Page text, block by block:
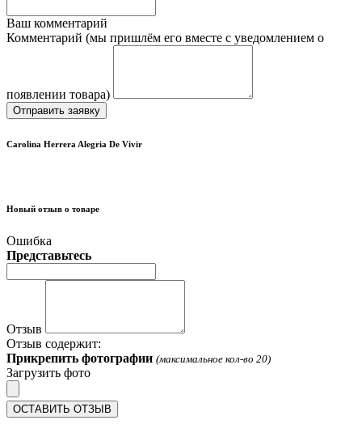
Ваш комментарий
Комментарий (мы пришлём его вместе с уведомлением о
появлении товара)
Отправить заявку
Carolina Herrera Alegria De Vivir
Новый отзыв о товаре
Ошибка
Представьтесь
Отзыв
Отзыв содержит:
Прикрепить фотографии (максимальное кол-во 20)
Загрузить фото
ОСТАВИТЬ ОТЗЫВ